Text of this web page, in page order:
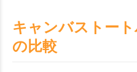
キャンバストー
の比較